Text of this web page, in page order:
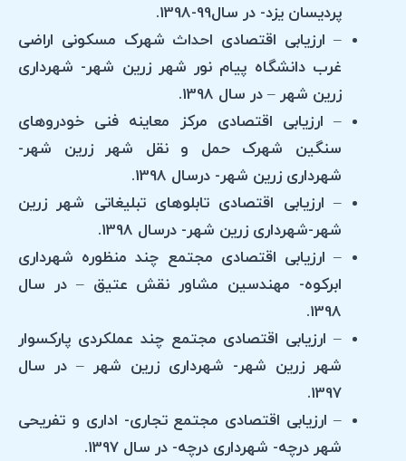
پردیسان یزد- در سال99-1398.
– ارزیابی اقتصادی احداث شهرک مسکونی اراضی
غرب دانشگاه پیام نور شهر زرین شهر- شهرداری
زرین شهر – در سال 1398.
– ارزیابی اقتصادی مرکز معاینه فنی خودروهای
سنگین شهرک حمل و نقل شهر زرین شهر-
شهرداری زرین شهر- درسال 1398.
– ارزیابی اقتصادی تابلوهای تبلیغاتی شهر زرین
شهر-شهرداری زرین شهر- درسال 1398.
– ارزیابی اقتصادی مجتمع چند منظوره شهرداری
ابرکوه- مهندسین مشاور نقش عتیق – در سال
1398.
– ارزیابی اقتصادی مجتمع چند عملکردی پارکسوار
شهر زرین شهر- شهرداری زرین شهر – در سال
1397.
– ارزیابی اقتصادی مجتمع تجاری- اداری و تفریحی
شهر درچه- شهرداری درچه- در سال 1397.